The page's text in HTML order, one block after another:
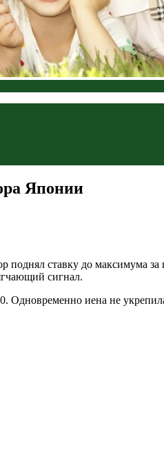
Японии
поднял ставку до
сигнал.
иена не